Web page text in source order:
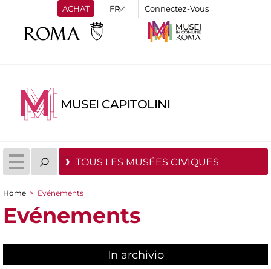
ACHAT Connectez-Vous
MUSEI CAPITOLINI
TOUS LES MUSÉES CIVIQUES
You are here
Home > Evénements
Evénements
In archivio